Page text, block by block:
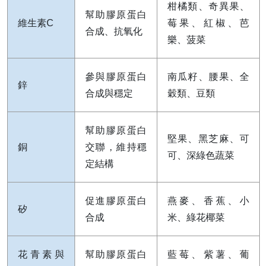
維生素C
幫助膠原蛋白
合成、抗氧化
柑橘類、奇異果、
莓果、紅椒、芭
樂、菠菜
鋅
參與膠原蛋白
合成與穩定
南瓜籽、腰果、全
穀類、豆類
銅
幫助膠原蛋白
交聯，維持穩
定結構
堅果、黑芝麻、可
可、深綠色蔬菜
矽
促進膠原蛋白
合成
燕麥、香蕉、小
米、綠花椰菜
花青素與
幫助膠原蛋白
藍莓、紫薯、葡